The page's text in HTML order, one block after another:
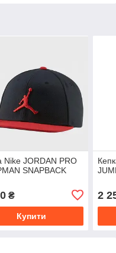
Nike JORDAN PRO
SNAPBACK
₴
Купити
2